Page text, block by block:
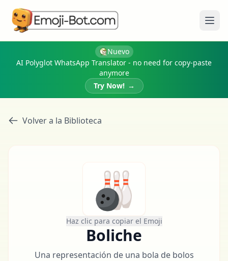
Nuevo
AI Polyglot WhatsApp Translator - no need for copy-paste
anymore
Try Now! →
Volver a la Biblioteca
🎳
Haz clic para copiar el Emoji
Boliche
Una representación de una bola de bolos